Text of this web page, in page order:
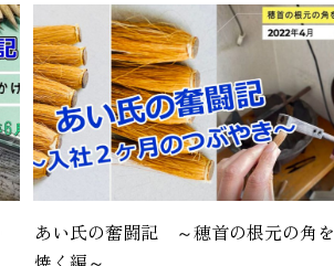
あい氏の奮闘記 ～穂首の根元の角を